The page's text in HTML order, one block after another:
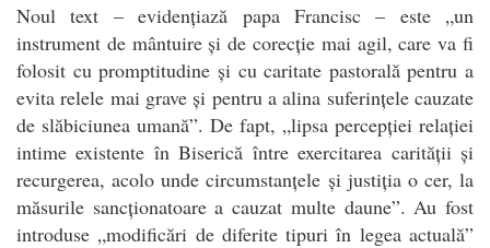
Noul text – evidențiază papa Francisc – este „un
instrument de mântuire și de corecție mai agil, care va fi
folosit cu promptitudine și cu caritate pastorală pentru a
evita relele mai grave și pentru a alina suferințele cauzate
de slăbiciunea umană”. De fapt, „lipsa percepției relației
intime existente în Biserică între exercitarea carității și
recurgerea, acolo unde circumstanțele și justiția o cer, la
măsurile sancționatoare a cauzat multe daune”. Au fost
introduse „modificări de diferite tipuri în legea actuală”